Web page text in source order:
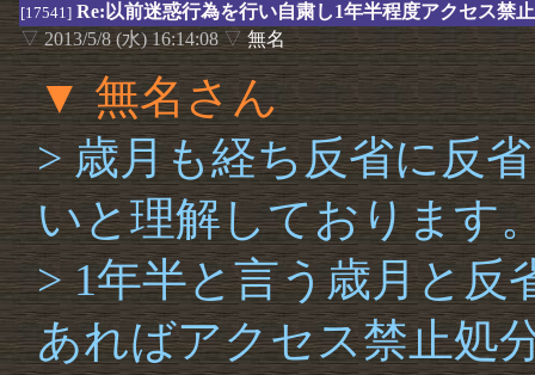
[17541] Re:以前迷惑行為を行い自粛し1年半程度アクセス禁
▽ 2013/5/8 (水) 16:14:08 ▽ 無名
▼ 無名さん
> 歳月も経ち反省に反
いと理解しております
> 1年半と言う歳月と反
あればアクセス禁止処